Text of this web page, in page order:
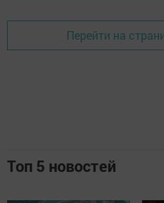
Перейти на
Топ 5 новостей